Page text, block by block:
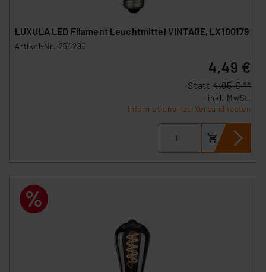
LUXULA LED Filament Leuchtmittel VINTAGE, LX100179
Artikel-Nr. 254295
4,49 €
Statt 4,95 € **
inkl. MwSt.
Informationen zu Versandkosten